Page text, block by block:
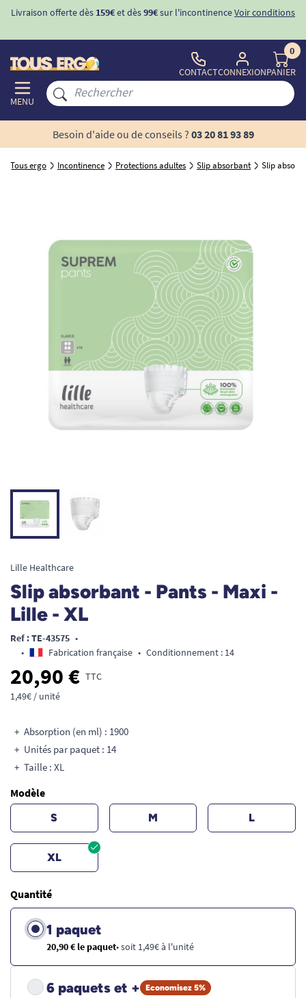
Livraison offerte dès 159€et dès99€sur l'incontinenceVoir conditions
MENU
CONTACTCONNEXION
0
PANIER
Besoin d'aide ou de conseils ? 03 20 81 93 89
Tous ergo Incontinence Protections adultes Slip absorbant Slip
Lille Healthcare
Slip absorbant - Pants - Maxi -
Lille - XL
Ref : TE-43575 •
•
Fabrication française • Conditionnement : 14
20,90 € TTC
1,49€ / unité
Absorption (en ml) : 1900
Unités par paquet : 14
Taille : XL
Modèle
S M L
XL
Quantité
1 paquet
20,90 € le paquet• soit 1,49€ à l'unité
6 paquets et + Economisez 5%